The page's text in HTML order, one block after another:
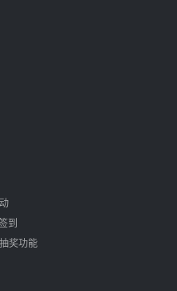
到
奖功能